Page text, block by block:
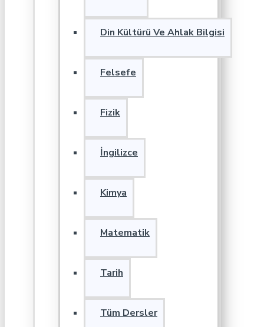
Din Kültürü Ve Ahlak Bilgisi
Felsefe
Fizik
İngilizce
Kimya
Matematik
Tarih
Tüm Dersler